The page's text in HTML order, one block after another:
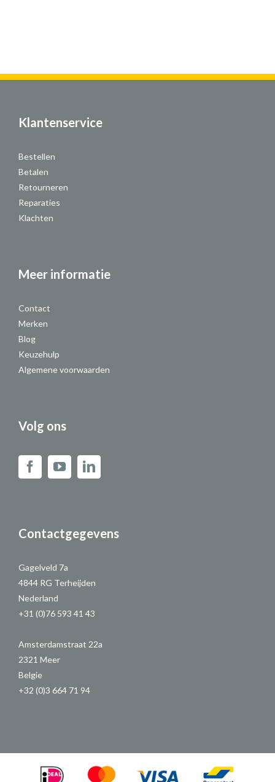
Klantenservice
Bestellen
Betalen
Retourneren
Reparaties
Klachten
Meer informatie
Contact
Merken
Blog
Keuzehulp
Algemene voorwaarden
Volg ons
Contactgegevens
Gagelveld 7a
4844 RG Terheijden
Nederland
+31 (0)76 593 41 43
Amsterdamstraat 22a
2321 Meer
Belgie
+32 (0)3 664 71 94